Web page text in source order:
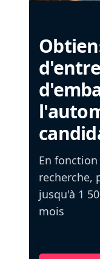
En
recherche,
jusqu'à 1
mois